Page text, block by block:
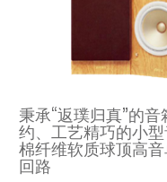
秉承“返璞归真”的
约、工艺精巧的小
棉纤维软质球顶高
回路